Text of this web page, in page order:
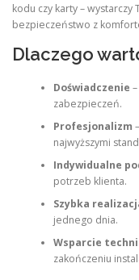
kodu czy karty – wystarczy
bezpieczeństwo z
Dlaczego
Doświadczenie
zabezpieczeń.
Profesjonalizm
najwyższymi
Indywidualne
potrzeb klienta.
Szybka
jednego dnia.
Wsparcie
zakończeniu